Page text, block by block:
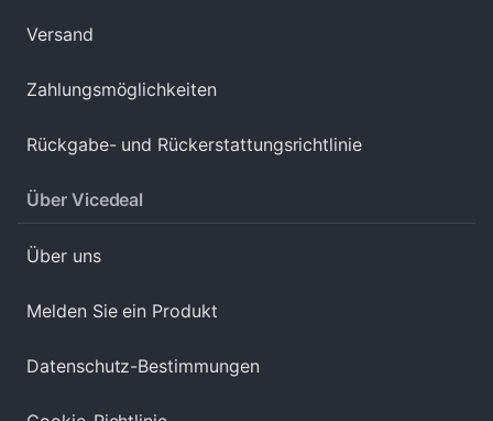
Versand
Zahlungsmöglichkeiten
Rückgabe- und Rückerstattungsrichtlinie
Über Vicedeal
Über uns
Melden Sie ein Produkt
Datenschutz-Bestimmungen